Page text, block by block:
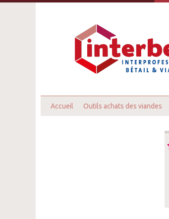
Accueil Outils achats des viandes